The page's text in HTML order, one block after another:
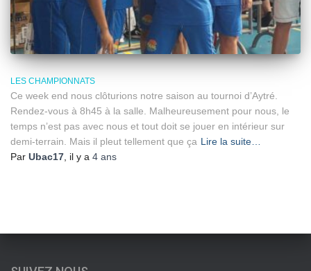
LES CHAMPIONNATS
Ce week end nous clôturions notre saison au tournoi d’Aytré.
Rendez-vous à 8h45 à la salle. Malheureusement pour nous, le
temps n’est pas avec nous et tout doit se jouer en intérieur sur
demi-terrain. Mais il pleut tellement que ça Lire la suite…
Par Ubac17, il y a 4 ans